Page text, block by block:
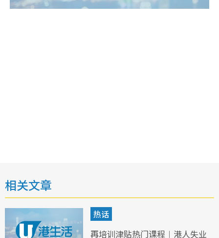
相关文章
热话
再培训津贴热门课程︱港人失业